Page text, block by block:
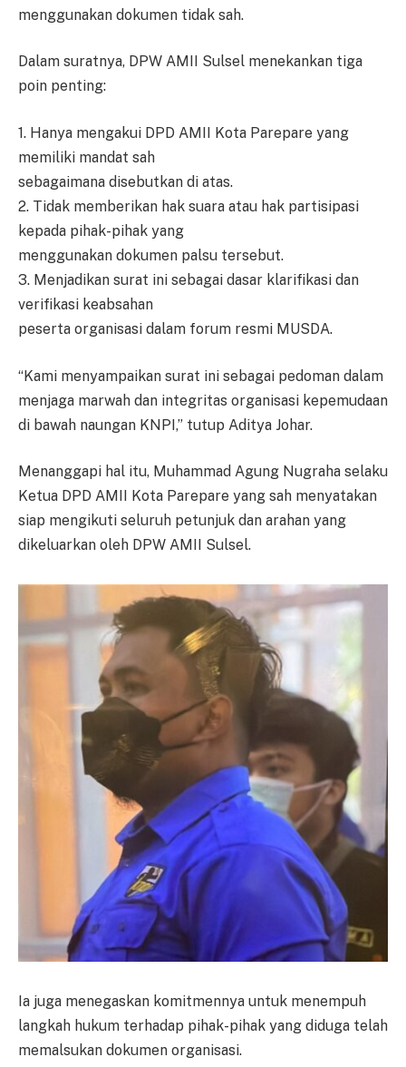
menggunakan dokumen tidak sah.
Dalam suratnya, DPW AMII Sulsel menekankan tiga
poin penting:
1. Hanya mengakui DPD AMII Kota Parepare yang
memiliki mandat sah
sebagaimana disebutkan di atas.
2. Tidak memberikan hak suara atau hak partisipasi
kepada pihak-pihak yang
menggunakan dokumen palsu tersebut.
3. Menjadikan surat ini sebagai dasar klarifikasi dan
verifikasi keabsahan
peserta organisasi dalam forum resmi MUSDA.
“Kami menyampaikan surat ini sebagai pedoman dalam
menjaga marwah dan integritas organisasi kepemudaan
di bawah naungan KNPI,” tutup Aditya Johar.
Menanggapi hal itu, Muhammad Agung Nugraha selaku
Ketua DPD AMII Kota Parepare yang sah menyatakan
siap mengikuti seluruh petunjuk dan arahan yang
dikeluarkan oleh DPW AMII Sulsel.
Ia juga menegaskan komitmennya untuk menempuh
langkah hukum terhadap pihak-pihak yang diduga telah
memalsukan dokumen organisasi.